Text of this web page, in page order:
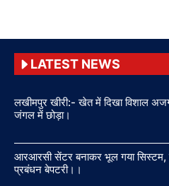
LATEST NEWS
लखीमपुर खीरी:- खेत में दिखा विशाल
जंगल में छोड़ा।
आरआरसी सेंटर बनाकर भूल गया सिस्टम,
प्रबंधन बेपटरी।।